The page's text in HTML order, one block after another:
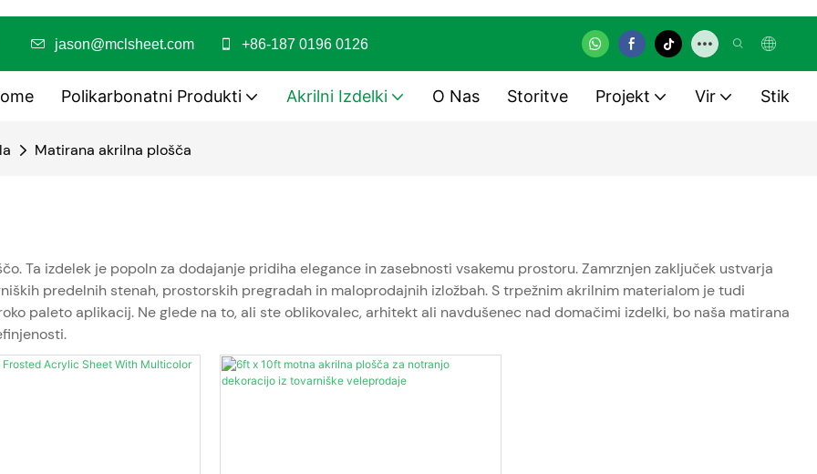
jason@mclsheet.com +86-187 0196 0126
Polikarbonatni Produkti Akrilni Izdelki O Nas Storitve Projekt Vir Stik
Matirana akrilna plošča
Ta izdelek je popoln za dodajanje pridiha elegance in zasebnosti vsakemu prostoru. Zamrznjen zaključek ustvarja
predelnih stenah, prostorskih pregradah in maloprodajnih izložbah. S trpežnim akrilnim materialom je tudi
paleto aplikacij. Ne glede na to, ali ste oblikovalec, arhitekt ali navdušenec nad domačimi izdelki, bo naša matirana